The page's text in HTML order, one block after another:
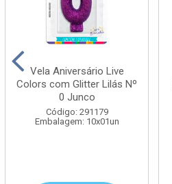
Vela Aniversário Live
Colors com Glitter Lilás Nº
0 Junco
Código: 291179
Embalagem: 10x01un